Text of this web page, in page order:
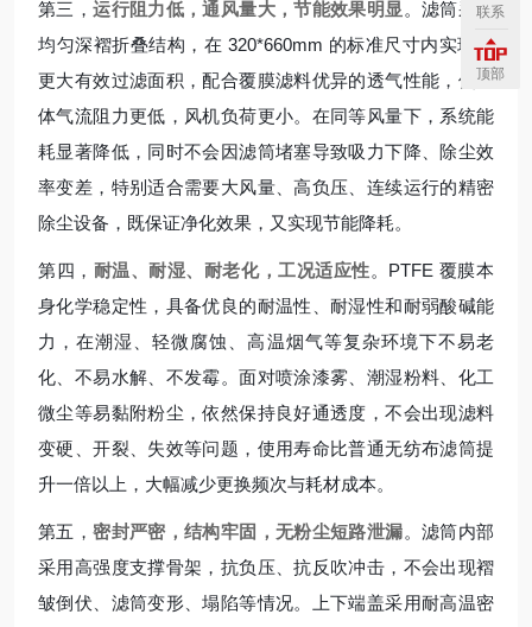
第三，运行阻力低，通风量大，节能效果明显 。滤筒采用
均匀深褶折叠结构，在 320*660mm 的标准尺寸内实现了
更大有效过滤面积，配合覆膜滤料优异的透气性能，使整
体气流阻力更低，风机负荷更小。在同等风量下，系统能
耗显著降低，同时不会因滤筒堵塞导致吸力下降、除尘效
率变差，特别适合需要大风量、高负压、连续运行的精密
除尘设备，既保证净化效果，又实现节能降耗。
第四， 耐温、耐湿、耐老化，工况适应性。PTFE 覆膜本
身化学稳定性，具备优良的耐温性、耐湿性和耐弱酸碱能
力，在潮湿、轻微腐蚀、高温烟气等复杂环境下不易老
化、不易水解、不发霉。面对喷涂漆雾、潮湿粉料、化工
微尘等易黏附粉尘，依然保持良好通透度，不会出现滤料
变硬、开裂、失效等问题，使用寿命比普通无纺布滤筒提
升一倍以上，大幅减少更换频次与耗材成本。
第五，密封严密，结构牢固，无粉尘短路泄漏。滤筒内部
采用高强度支撑骨架，抗负压、抗反吹冲击，不会出现褶
皱倒伏、滤筒变形、塌陷等情况。上下端盖采用耐高温密
联系
顶部